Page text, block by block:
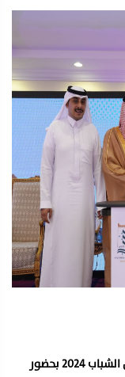
اٌختتمت مساء أمس الأربعاء أعمال ملتقى تمكين الشباب 2024 بحضور